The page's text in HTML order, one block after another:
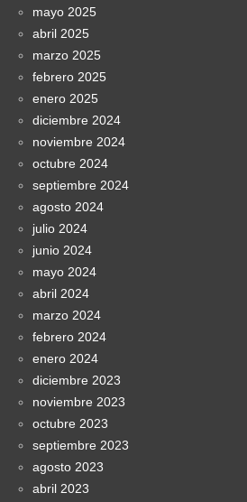
mayo 2025
abril 2025
marzo 2025
febrero 2025
enero 2025
diciembre 2024
noviembre 2024
octubre 2024
septiembre 2024
agosto 2024
julio 2024
junio 2024
mayo 2024
abril 2024
marzo 2024
febrero 2024
enero 2024
diciembre 2023
noviembre 2023
octubre 2023
septiembre 2023
agosto 2023
abril 2023